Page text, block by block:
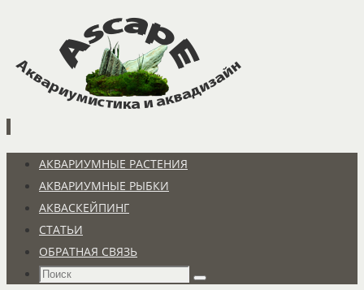
содержимому
Перейти
содержимому
АКВАРИУМНЫЕ РАСТЕНИЯ
АКВАРИУМНЫЕ РЫБКИ
АКВАСКЕЙПИНГ
СТАТЬИ
ОБРАТНАЯ СВЯЗЬ
Что
Поиск